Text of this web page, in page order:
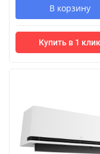
В корзину
Купить в 1 клик